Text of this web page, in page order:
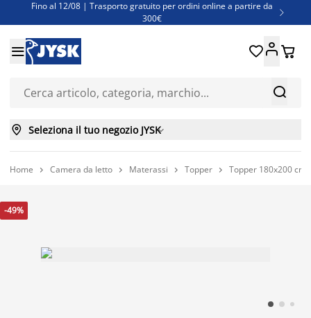
Fino al 12/08 | Trasporto gratuito per ordini online a partire da
300€

Super offerte d'estate | Oltre 1.500 articoli fino al 70%
Finanziamenti - Scegli il piano di rimborso più adatto a te


 
 Seleziona il tuo negozio JYSK
Home  Camera da letto  Materassi  Topper  Topper 180x200 cm
-49%